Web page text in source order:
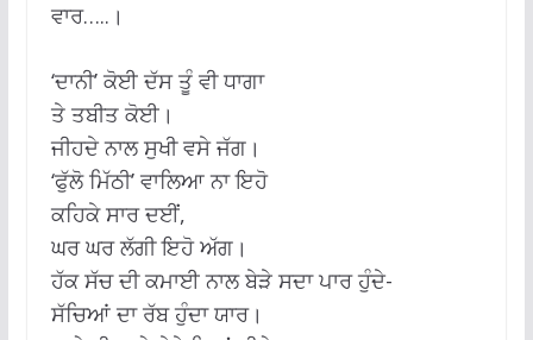
ਵਾਰ…..।
‘ਦਾਨੀ’ ਕੋਈ ਦੱਸ ਤੂੰ ਵੀ ਧਾਗਾ
ਤੇ ਤਬੀਤ ਕੋਈ।
ਜੀਹਦੇ ਨਾਲ ਸੁਖੀ ਵਸੇ ਜੱਗ।
‘ਫੁੱਲੋ ਮਿੱਠੀ’ ਵਾਲਿਆ ਨਾ ਇਹੋ
ਕਹਿਕੇ ਸਾਰ ਦਈਂ,
ਘਰ ਘਰ ਲੱਗੀ ਇਹੋ ਅੱਗ।
ਹੱਕ ਸੱਚ ਦੀ ਕਮਾਈ ਨਾਲ ਬੇੜੇ ਸਦਾ ਪਾਰ ਹੁੰਦੇ-
ਸੱਚਿਆਂ ਦਾ ਰੱਬ ਹੁੰਦਾ ਯਾਰ।